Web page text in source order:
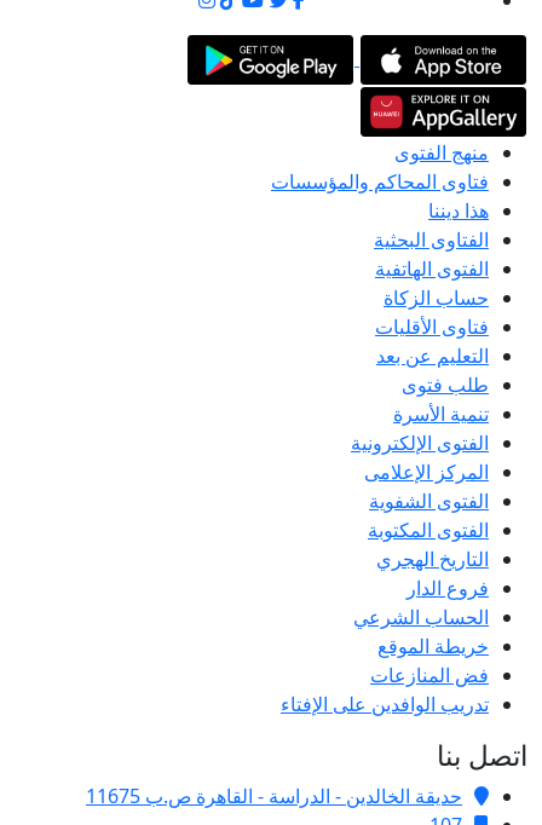
منهج الفتوى
فتاوى المحاكم والمؤسسات
هذا ديننا
الفتاوى البحثية
الفتوى الهاتفية
حساب الزكاة
فتاوى الأقليات
التعليم عن بعد
طلب فتوى
تنمية الأسرة
الفتوى الإلكترونية
المركز الإعلامى
الفتوى الشفوية
الفتوى المكتوبة
التاريخ الهجري
فروع الدار
الحساب الشرعي
خريطة الموقع
فض المنازعات
تدريب الوافدين على الإفتاء
اتصل بنا
حديقة الخالدين - الدراسة - القاهرة ص.ب 11675